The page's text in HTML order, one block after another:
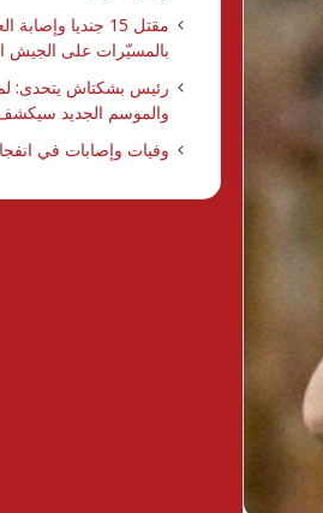
مقتل 15 جنديا
بالمسيّرات على الجيش
رئيس بشكتاش يتحدى:
والموسم الجديد سيكشف
وفيات وإصابات في